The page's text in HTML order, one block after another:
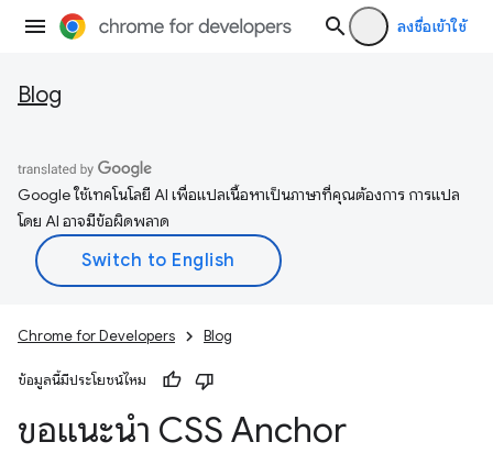
ลงชื่อเข้าใช้
Blog
Google ใช้เทคโนโลยี AI เพื่อแปลเนื้อหาเป็นภาษาที่คุณต้องการ การแปล
โดย AI อาจมีข้อผิดพลาด
Chrome for Developers Blog
ข้อมูลนี้มีประโยชน์ไหม
ขอแนะนำ CSS Anchor